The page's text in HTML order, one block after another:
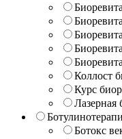
Коллост
Курс
Лазерная
Ботокс